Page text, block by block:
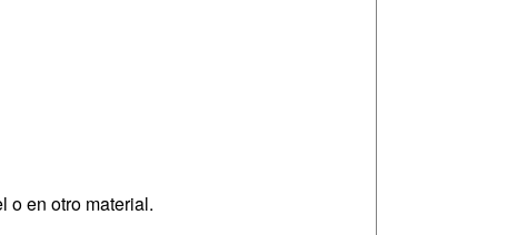
o en otro material.